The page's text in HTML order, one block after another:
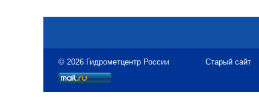
© 2026 Гидрометцентр России Старый сайт